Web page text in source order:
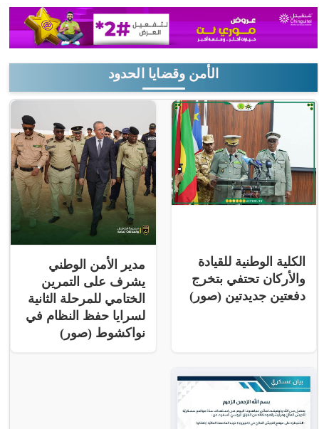
الأمن وقضايا الحدود
الكلية الوطنية للقيادة
والأركان تحتفي بتخرج
دفعتين جديدتين (صور)
مدير الأمن الوطني
يشرف على التمرين
الختامي للمرحلة الثانية
لسرايا حفظ النظام في
نواكشوط (صور)